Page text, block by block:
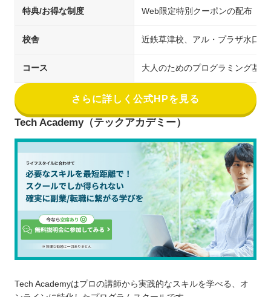
特典/お得な制度 Web限定特別クーポンの配布（
校舎 近鉄草津校、アル・プラザ水口校
コース 大人のためのプログラミング基
さらに詳しく公式HPを見る
Tech Academy（テックアカデミー）
Tech Academyはプロの講師から実践的なスキルを学べる、オ